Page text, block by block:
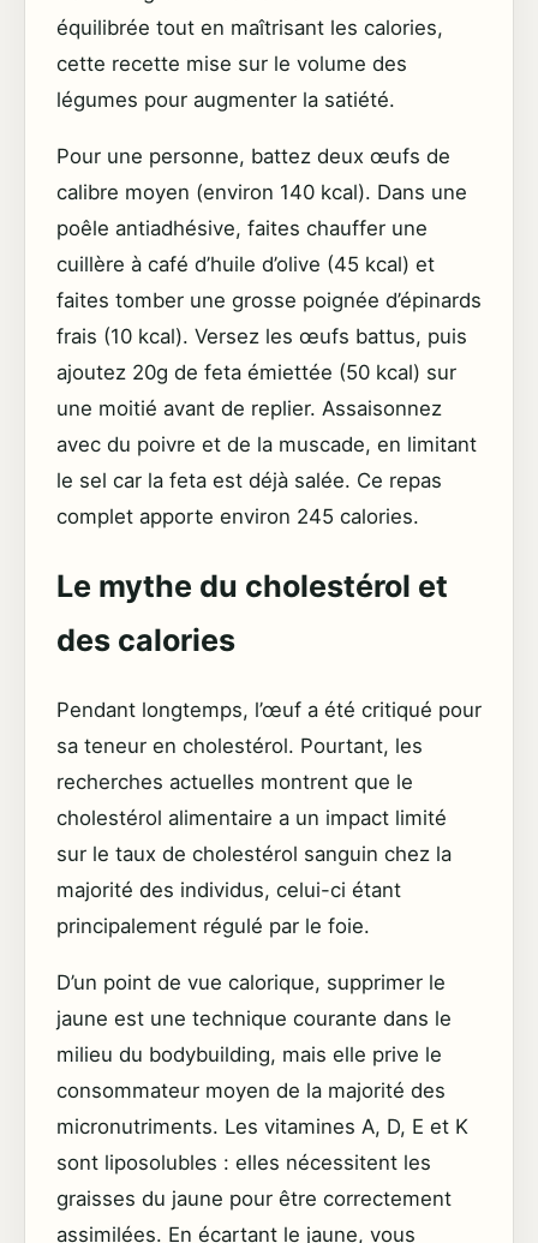
équilibrée tout en maîtrisant les calories,
cette recette mise sur le volume des
légumes pour augmenter la satiété.
Pour une personne, battez deux œufs de
calibre moyen (environ 140 kcal). Dans une
poêle antiadhésive, faites chauffer une
cuillère à café d’huile d’olive (45 kcal) et
faites tomber une grosse poignée d’épinards
frais (10 kcal). Versez les œufs battus, puis
ajoutez 20g de feta émiettée (50 kcal) sur
une moitié avant de replier. Assaisonnez
avec du poivre et de la muscade, en limitant
le sel car la feta est déjà salée. Ce repas
complet apporte environ 245 calories.
Le mythe du cholestérol et
des calories
Pendant longtemps, l’œuf a été critiqué pour
sa teneur en cholestérol. Pourtant, les
recherches actuelles montrent que le
cholestérol alimentaire a un impact limité
sur le taux de cholestérol sanguin chez la
majorité des individus, celui-ci étant
principalement régulé par le foie.
D’un point de vue calorique, supprimer le
jaune est une technique courante dans le
milieu du bodybuilding, mais elle prive le
consommateur moyen de la majorité des
micronutriments. Les vitamines A, D, E et K
sont liposolubles : elles nécessitent les
graisses du jaune pour être correctement
assimilées. En écartant le jaune, vous